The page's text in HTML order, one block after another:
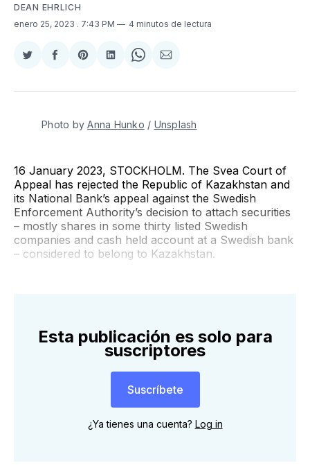
DEAN EHRLICH
enero 25, 2023 . 7:43 PM 4 minutos de lectura
Compartir
Twitter
Compartir
Facebook
Share
Pinterest
Compartir
LinkedIn
Share
WhatsApp
Compartir
Email
Photo byAnna Hunko / Unsplash
16 January 2023, STOCKHOLM. The Svea Court of
Appeal has rejected the Republic of Kazakhstan and
its National Bank’s appeal against the Swedish
Enforcement Authority’s decision to attach securities
– mostly shares in some thirty listed Swedish
companies and cash held account at a Swedish bank
– considered to belong to Kazakhstan.
Esta publicación es solo para
suscriptores
Suscríbete
¿Ya tienes una cuenta? Log in